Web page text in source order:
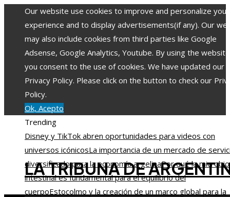
Our website use cookies to improve and personalize your
experience and to display advertisements(if any). Our
may also include cookies from third parties like Google
Adsense, Google Analytics, Youtube. By using the
you consent to the use of cookies. We have updated our
Privacy Policy. Please click on the button to check our
Policy.
Ok, Acepto
Trending
Disney y TikTok abren oportunidades para videos con
universos icónicosLa importancia de un mercado de
diversificado para la economía argelinaPor qué la
intestinal es fundamental para el equilibrio del
cuerpoEstocolmo y la creación de un marco global para la
LA TRIBUNA DE